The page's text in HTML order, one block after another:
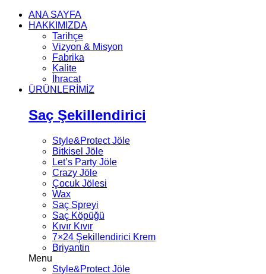
ANA SAYFA
HAKKIMIZDA
Tarihçe
Vizyon & Misyon
Fabrika
Kalite
İhracat
ÜRÜNLERİMİZ
Saç Şekillendirici
Style&Protect Jöle
Bitkisel Jöle
Let’s Party Jöle
Crazy Jöle
Çocuk Jölesi
Wax
Saç Spreyi
Saç Köpüğü
Kıvır Kıvır
7×24 Şekillendirici Krem
Briyantin
Menu
Style&Protect Jöle